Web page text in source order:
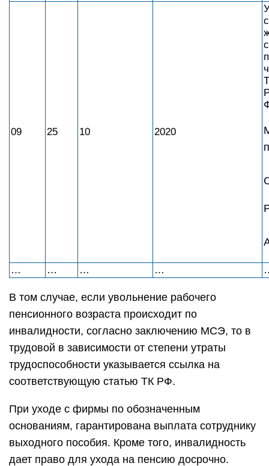
09 25 10 2020
… … … …
В том случае, если увольнение рабочего
пенсионного возраста происходит по
инвалидности, согласно заключению МСЭ, то в
трудовой в зависимости от степени утраты
трудоспособности указывается ссылка на
соответствующую статью ТК РФ.
При уходе с фирмы по обозначенным
основаниям, гарантирована выплата сотруднику
выходного пособия. Кроме того, инвалидность
дает право для ухода на пенсию досрочно.